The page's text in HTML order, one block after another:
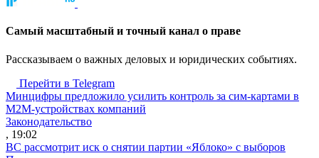
Cамый масштабный и точный канал о праве
Рассказываем о важных деловых и юридических событиях.
Перейти в Telegram
Минцифры предложило усилить контроль за сим-картами в
M2M-устройствах компаний
Законодательство
, 19:02
ВС рассмотрит иск о снятии партии «Яблоко» с выборов